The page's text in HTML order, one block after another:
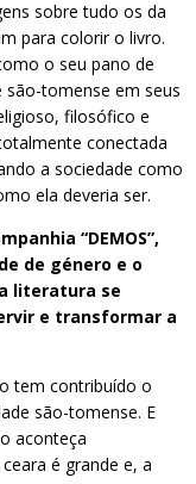
sobre tudo os da
para colorir o livro.
o seu pano de
tomense em seus
filosófico e
conectada
a sociedade como
ela deveria ser.
“DEMOS”,
de género e o
literatura se
e transformar a
tem contribuído o
são-tomense. E
aconteça
é grande e, a